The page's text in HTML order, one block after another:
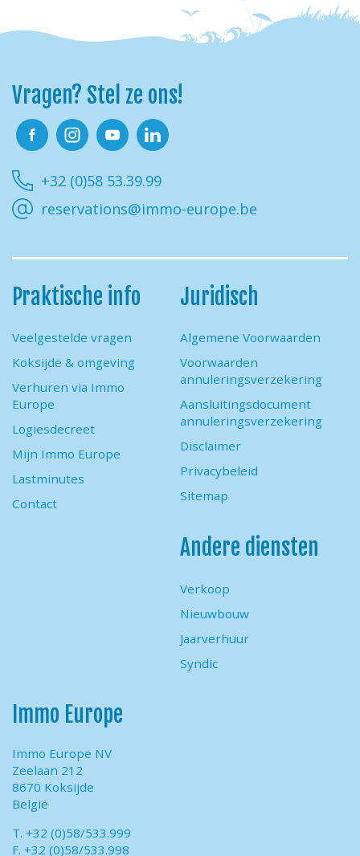
Vragen? Stel ze ons!
+32 (0)58 53.39.99
reservations@immo-europe.be
Praktische info
Veelgestelde vragen
Koksijde & omgeving
Verhuren via Immo
Europe
Logiesdecreet
Mijn Immo Europe
Lastminutes
Contact
Juridisch
Algemene Voorwaarden
Voorwaarden
annuleringsverzekering
Aansluitingsdocument
annuleringsverzekering
Disclaimer
Privacybeleid
Sitemap
Andere diensten
Verkoop
Nieuwbouw
Jaarverhuur
Syndic
Immo Europe
Immo Europe NV
Zeelaan 212
8670 Koksijde
België
T. +32 (0)58/533.999
F. +32 (0)58/533.998